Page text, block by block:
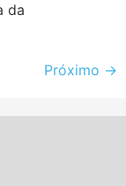
da
Próximo →